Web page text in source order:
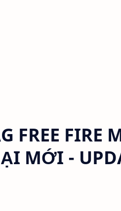
FREE FIRE
MỚI -